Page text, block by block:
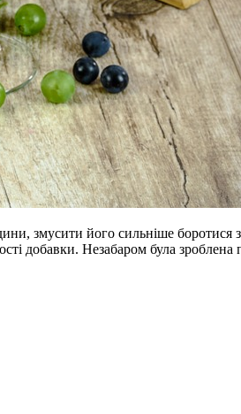
змусити його сильніше боротися
добавки. Незабаром була